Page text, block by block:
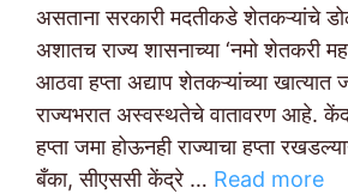
असताना सरकारी मदतीकडे शेतकऱ्यांचे
अशातच राज्य शासनाच्या ‘नमो शेतकरी
आठवा हप्ता अद्याप शेतकऱ्यांच्या खात्यात
राज्यभरात अस्वस्थतेचे वातावरण आहे.
हप्ता जमा होऊनही राज्याचा हप्ता
बँका, सीएससी केंद्रे … Read more